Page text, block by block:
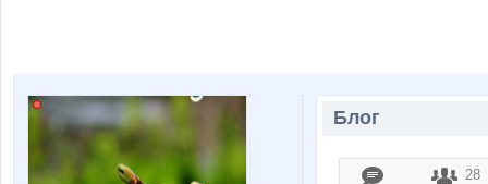
Блог
28